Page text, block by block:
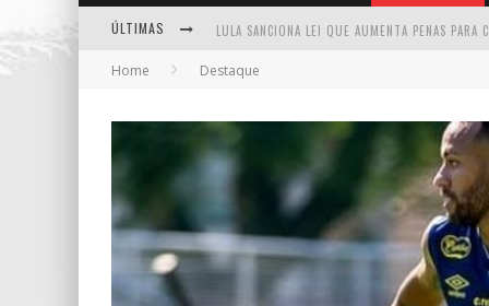
ÚLTIMAS
Home Destaque